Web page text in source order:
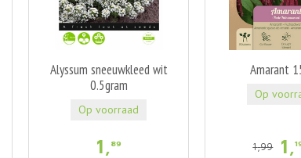
Alyssum sneeuwkleed wit
0.5gram
1,89
Op voorraad
Amarant
1,99 1,
Op